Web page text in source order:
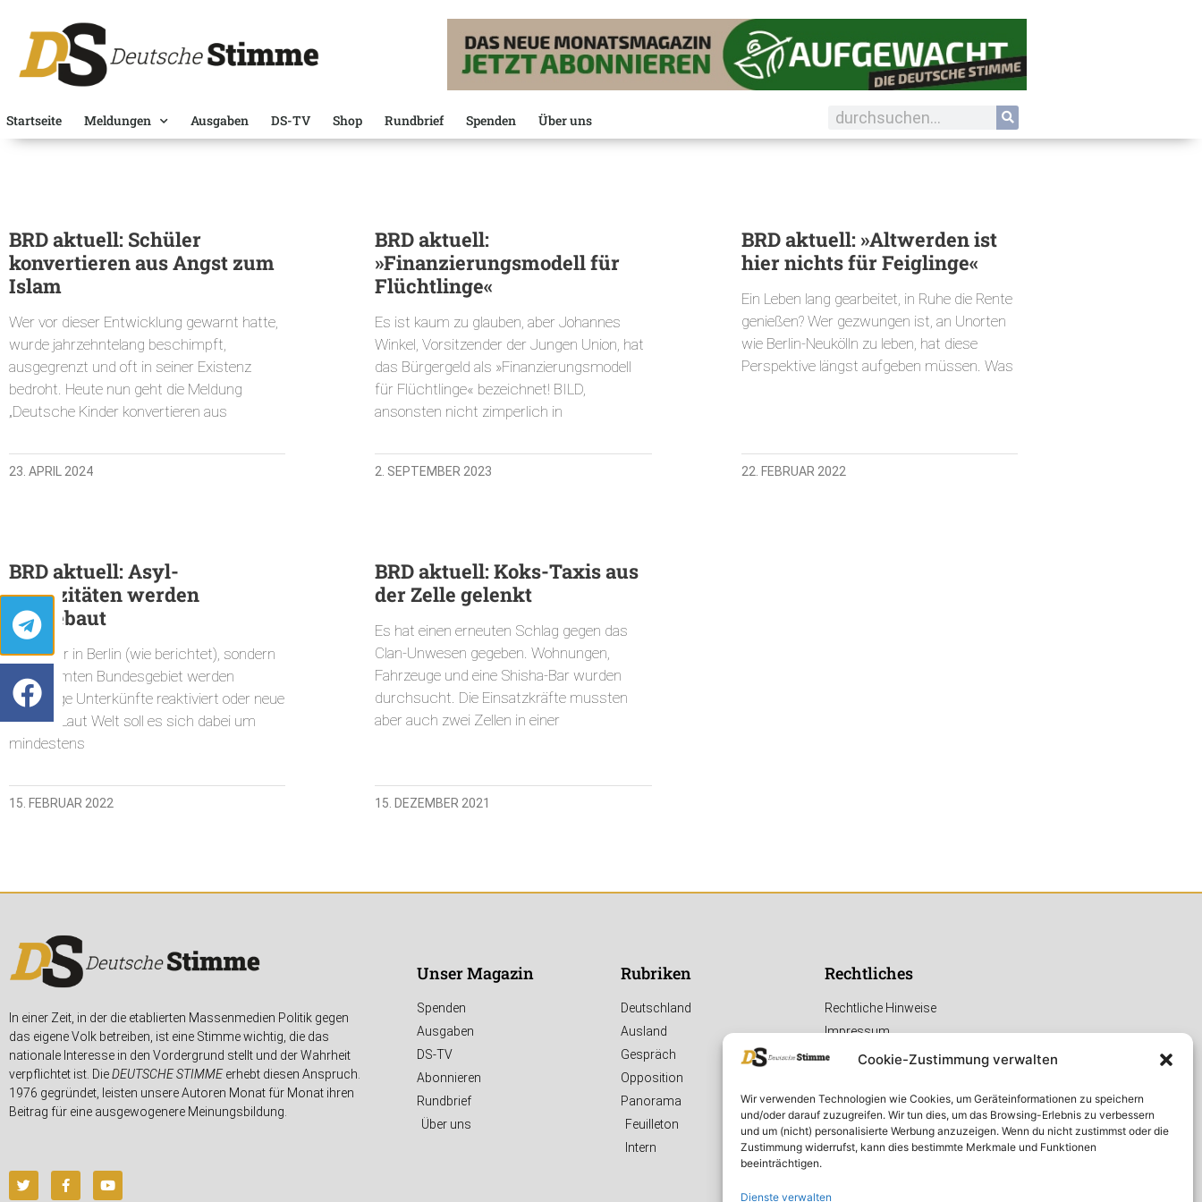
Cookie-Zustimmung verwalten
Wir verwenden Technologien wie Cookies, um Geräteinformationen zu speichern
und/oder darauf zuzugreifen. Wir tun dies, um das Browsing-Erlebnis zu verbessern
und um (nicht) personalisierte Werbung anzuzeigen. Wenn du nicht zustimmst oder die
Zustimmung widerrufst, kann dies bestimmte Merkmale und Funktionen
beeinträchtigen.
Dienste verwalten
Startseite Meldungen Ausgaben DS-TV Shop Rundbrief Spenden Über uns
BRD aktuell: Schüler
konvertieren aus Angst zum
Islam
Wer vor dieser Entwicklung gewarnt hatte,
wurde jahrzehntelang beschimpft,
ausgegrenzt und oft in seiner Existenz
bedroht. Heute nun geht die Meldung
„Deutsche Kinder konvertieren aus
23. APRIL 2024
BRD aktuell:
»Finanzierungsmodell für
Flüchtlinge«
Es ist kaum zu glauben, aber Johannes
Winkel, Vorsitzender der Jungen Union, hat
das Bürgergeld als »Finanzierungsmodell
für Flüchtlinge« bezeichnet! BILD,
ansonsten nicht zimperlich in
2. SEPTEMBER 2023
BRD aktuell: »Altwerden ist
hier nichts für Feiglinge«
Ein Leben lang gearbeitet, in Ruhe die Rente
genießen? Wer gezwungen ist, an Unorten
wie Berlin-Neukölln zu leben, hat diese
Perspektive längst aufgeben müssen. Was
22. FEBRUAR 2022
BRD aktuell: Asyl-
Kapazitäten werden
ausgebaut
Nicht nur in Berlin (wie berichtet), sondern
im gesamten Bundesgebiet werden
ehemalige Unterkünfte reaktiviert oder neue
gebaut. Laut Welt soll es sich dabei um
mindestens
15. FEBRUAR 2022
BRD aktuell: Koks-Taxis aus
der Zelle gelenkt
Es hat einen erneuten Schlag gegen das
Clan-Unwesen gegeben. Wohnungen,
Fahrzeuge und eine Shisha-Bar wurden
durchsucht. Die Einsatzkräfte mussten
aber auch zwei Zellen in einer
15. DEZEMBER 2021
In einer Zeit, in der die etablierten Massenmedien Politik gegen
das eigene Volk betreiben, ist eine Stimme wichtig, die das
nationale Interesse in den Vordergrund stellt und der Wahrheit
verpflichtet ist. DieDEUTSCHE STIMMEerhebt diesen Anspruch.
1976 gegründet, leisten unsere Autoren Monat für Monat ihren
Beitrag für eine ausgewogenere Meinungsbildung.
Unser Magazin
Spenden
Ausgaben
DS-TV
Abonnieren
Rundbrief
Über uns
Rubriken
Deutschland
Ausland
Gespräch
Opposition
Panorama
Feuilleton
Intern
Rechtliches
Rechtliche Hinweise
Impressum
Datenschutzerklärung